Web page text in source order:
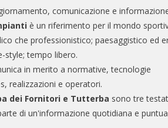
comunicazione e
è un riferimento per il mondo
che professionistico; paesaggistico ed
style; tempo libero.
in merito a normative, tecnologie
realizzazioni e operatori.
dei Fornitori e Tutterba sono tre
di un'informazione quotidiana e